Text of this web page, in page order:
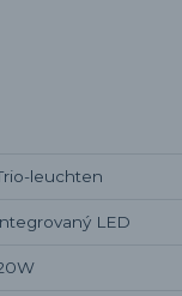
leuchten
LED